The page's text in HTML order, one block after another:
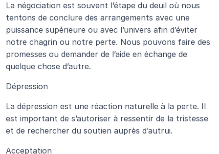
La négociation est souvent l’étape du deuil où nous
tentons de conclure des arrangements avec une
puissance supérieure ou avec l’univers afin d’éviter
notre chagrin ou notre perte. Nous pouvons faire des
promesses ou demander de l’aide en échange de
quelque chose d’autre.
Dépression
La dépression est une réaction naturelle à la perte. Il
est important de s’autoriser à ressentir de la tristesse
et de rechercher du soutien auprès d’autrui.
Acceptation